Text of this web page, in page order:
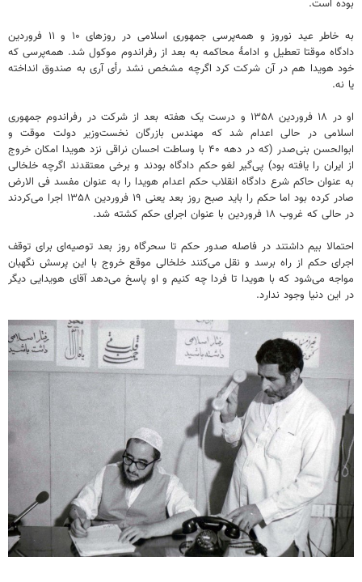
بوده است.
به خاطر عید نوروز و همه‌پرسی جمهوری اسلامی در روزهای ۱۰ و ۱۱ فروردین
دادگاه موقتا تعطیل و ادامۀ محاکمه به بعد از رفراندوم موکول شد. همه‌پرسی‌ که
خود هویدا هم در آن شرکت کرد اگرچه مشخص نشد رأی آری به صندوق انداخته
یا نه.
او در ۱۸ فروردین ۱۳۵۸ و درست یک هفته بعد از شرکت در رفراندوم جمهوری
اسلامی در حالی اعدام شد که مهندس بازرگان نخست‌وزیر دولت موقت و
ابوالحسن بنی‌صدر (‌که در دهه ۴۰ با وساطت احسان نراقی نزد هویدا امکان خروج
از ایران را یافته بود) پی‌گیر لغو حکم دادگاه بودند و برخی معتقدند اگرچه خلخالی
به عنوان حاکم شرع دادگاه انقلاب حکم اعدام هویدا را به عنوان مفسد فی الارض
صادر کرده بود اما حکم را باید صبح روز بعد یعنی ۱۹ فروردین ۱۳۵۸ اجرا می‌کردند
در حالی که غروب ۱۸ فروردین با عنوان اجرای حکم کشته شد.
احتمالا بیم داشتند در فاصله صدور حکم تا سحرگاه روز بعد توصیه‌ای برای توقف
اجرای حکم از راه برسد و نقل می‌کنند خلخالی موقع خروج با این پرسش نگهبان
مواجه می‌شود که با هویدا تا فردا چه کنیم و او پاسخ می‌دهد آقای هویدایی دیگر
در این دنیا وجود ندارد.